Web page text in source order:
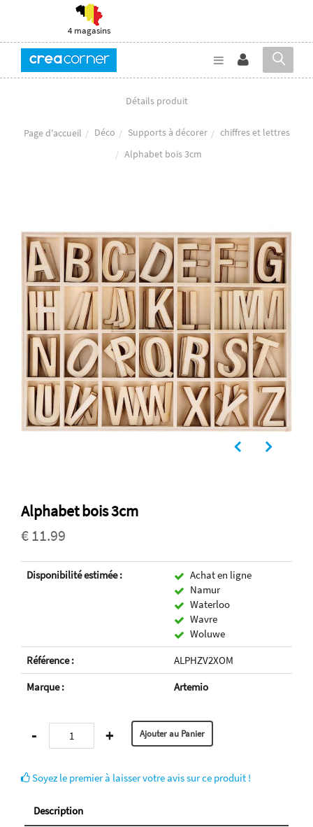
4 magasins
Détails produit
Page d'accueil Déco Supports à décorer
chiffres et lettres
Alphabet bois 3cm
Alphabet bois 3cm
€ 11.99
Disponibilité estimée :
Achat en ligne
Namur
Waterloo
Wavre
Woluwe
Référence :
ALPHZV2XOM
Marque :
Artemio
- +
Soyez le premier à laisser votre avis sur ce produit !
Description